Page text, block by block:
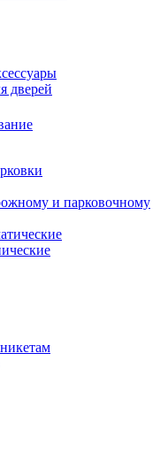
дверей
и парковочному